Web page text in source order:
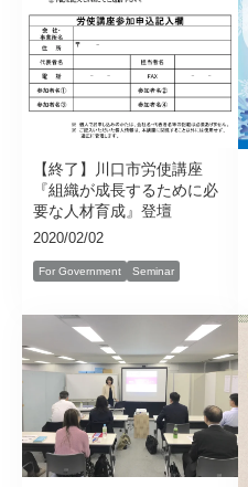
【終了】川口市労使講座
『組織が成長するために必
要な人材育成』登壇
2020/02/02
For Government Seminar